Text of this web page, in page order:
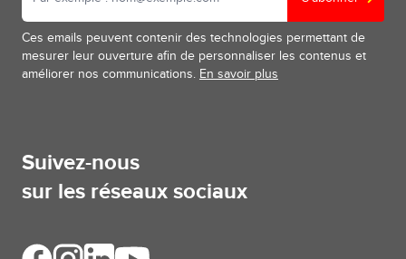
Ces emails peuvent contenir des technologies permettant de
mesurer leur ouverture afin de personnaliser les contenus et
améliorer nos communications. En savoir plus
Suivez-nous
sur les réseaux sociaux